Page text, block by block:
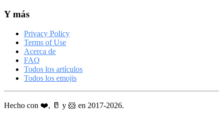
Y más
Privacy Policy
Terms of Use
Acerca de
FAQ
Todos los artículos
Todos los emojis
Hecho con ❤️, 🥛 y 🐹 en 2017-2026.